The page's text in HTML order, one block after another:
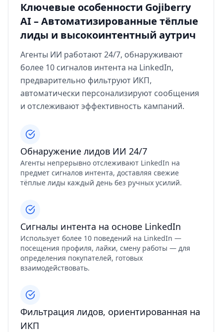
Ключевые особенности Gojiberry
AI – Автоматизированные тёплые
лиды и высокоинтентный аутрич
Агенты ИИ работают 24/7, обнаруживают
более 10 сигналов интента на LinkedIn,
предварительно фильтруют ИКП,
автоматически персонализируют сообщения
и отслеживают эффективность кампаний.
Обнаружение лидов ИИ 24/7
Агенты непрерывно отслеживают LinkedIn на
предмет сигналов интента, доставляя свежие
тёплые лиды каждый день без ручных усилий.
Сигналы интента на основе LinkedIn
Использует более 10 поведений на LinkedIn —
посещения профиля, лайки, смену работы — для
определения покупателей, готовых
взаимодействовать.
Фильтрация лидов, ориентированная на
ИКП